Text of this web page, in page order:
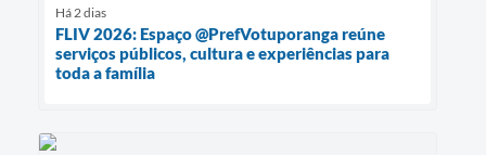
Há 2 dias
FLIV 2026: Espaço @PrefVotuporanga reúne
serviços públicos, cultura e experiências para
toda a família